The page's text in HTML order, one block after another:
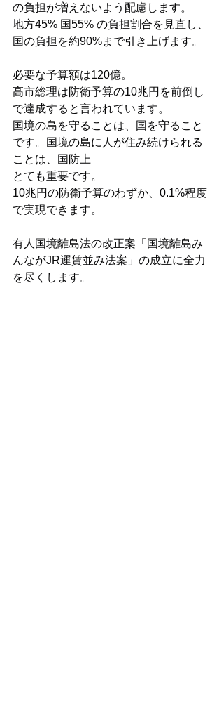
の負担が増えないよう配慮します。
地方45% 国55% の負担割合を見直し、
国の負担を約90%まで引き上げます。
必要な予算額は120億。
高市総理は防衛予算の10兆円を前倒し
で達成すると言われています。
国境の島を守ることは、国を守ること
です。国境の島に人が住み続けられる
ことは、国防上
とても重要です。
10兆円の防衛予算のわずか、0.1%程度
で実現できます。
有人国境離島法の改正案「国境離島み
んながJR運賃並み法案」の成立に全力
を尽くします。